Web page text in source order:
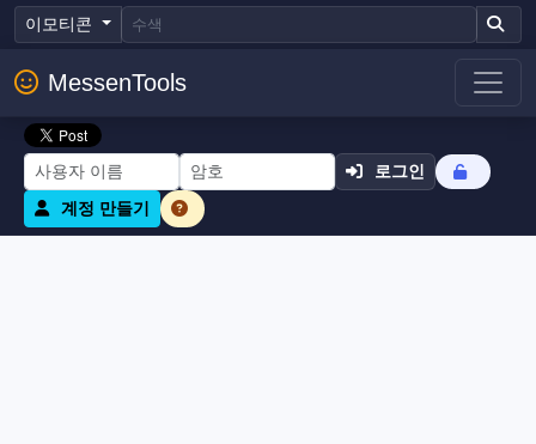
이모티콘
MessenTools
로그인
계정 만들기